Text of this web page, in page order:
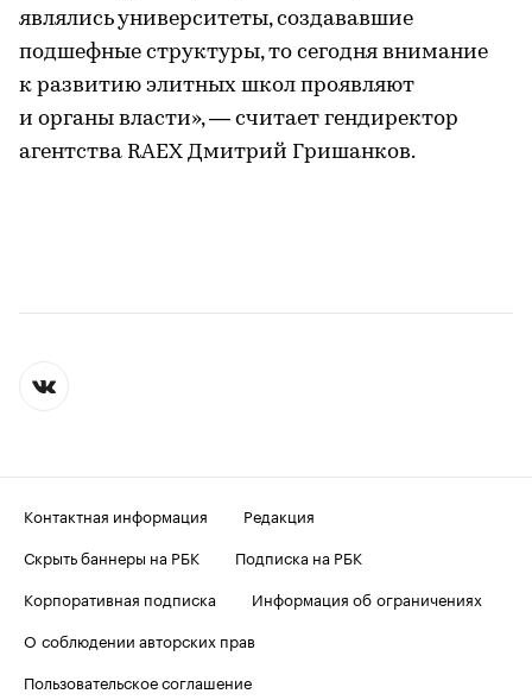
являлись университеты, создававшие
подшефные структуры, то сегодня внимание
к развитию элитных школ проявляют
и органы власти», — считает гендиректор
агентства RAEX Дмитрий Гришанков.
Контактная информация
Редакция
Скрыть баннеры на РБК
Подписка на РБК
Корпоративная подписка
Информация об ограничениях
О соблюдении авторских прав
Пользовательское соглашение